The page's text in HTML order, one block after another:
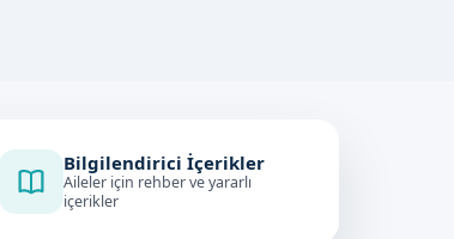
Bilgilendirici İçerikler
Aileler için rehber ve yararlı
içerikler